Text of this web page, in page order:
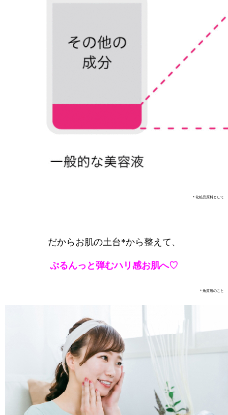
＊化粧品原料として
だからお肌の土台*から整えて、
ぷるんっと弾むハリ感お肌へ♡
＊角質層のこと